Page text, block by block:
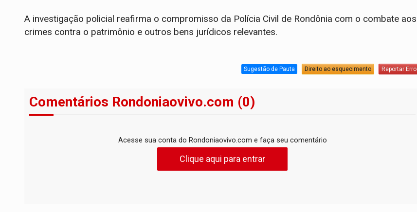
A investigação policial reafirma o compromisso da Polícia Civil de Rondônia com o combate aos
crimes contra o patrimônio e outros bens jurídicos relevantes.
Sugestão de Pauta Direito ao esquecimento Reportar Erro
Comentários Rondoniaovivo.com (0)
Acesse sua conta do Rondoniaovivo.com e faça seu comentário
Clique aqui para entrar